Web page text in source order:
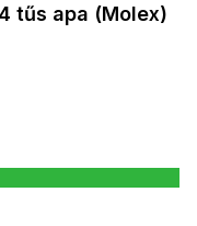
tűs apa (Molex)